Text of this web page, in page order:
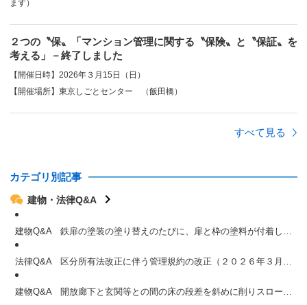
ます）
２つの〝保〟「マンション管理に関する〝保険〟と〝保証〟を
考える」－終了しました
【開催日時】2026年３月15日（日）
【開催場所】東京しごとセンター （飯田橋）
すべて見る
カテゴリ別記事
建物・法律Q&A
建物Q&A 鉄扉の塗装の塗り替えのたびに、扉と枠の塗料が付着し開閉困難になる（２０２６年４月号掲載）
法律Q&A 区分所有法改正に伴う管理規約の改正（２０２６年３月号掲載）
建物Q&A 開放廊下と玄関等との間の床の段差を斜めに削りスロープ化できないか？（２０２６年２月号）